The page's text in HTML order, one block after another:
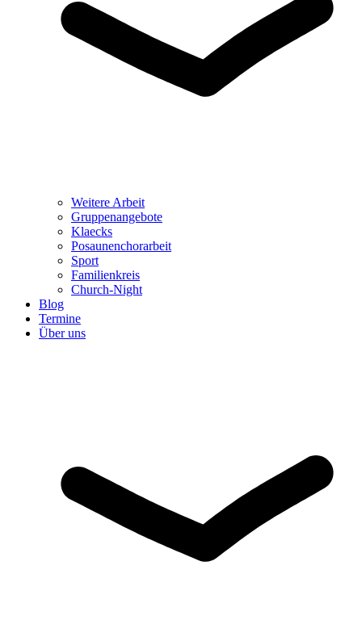
Weitere Arbeit
Gruppenangebote
Klaecks
Posaunenchorarbeit
Sport
Familienkreis
Church-Night
Blog
Termine
Über uns